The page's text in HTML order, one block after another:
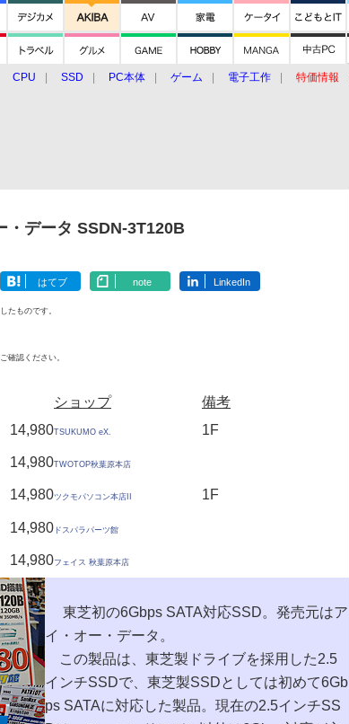
CPU SSD PC本体 ゲーム 電子工作 特価情報
データ SSDN-3T120B
はてブ note LinkedIn
たものです。
確認ください。
ショップ
備考
14,980TSUKUMO eX. 1F
14,980TWOTOP秋葉原本店
14,980ツクモパソコン本店II 1F
14,980 ドスパラパーツ館
14,980フェイス 秋葉原本店
東芝初の6Gbps SATA対応SSD。発売元はア
イ・オー・データ。
この製品は、東芝製ドライブを採用した2.5
インチSSDで、東芝製SSDとしては初めて6Gb
ps SATAに対応した製品。現在の2.5インチSS